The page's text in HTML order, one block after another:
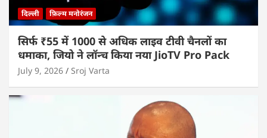
दिल्ली फ़िल्म मनोरंजन
सिर्फ ₹55 में 1000 से अधिक लाइव टीवी चैनलों का
धमाका, जियो ने लॉन्च किया नया JioTV Pro Pack
July 9, 2026 Sroj Varta